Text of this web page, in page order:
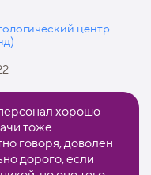
центр
хорошо
тоже.
говоря, доволен
дорого, если